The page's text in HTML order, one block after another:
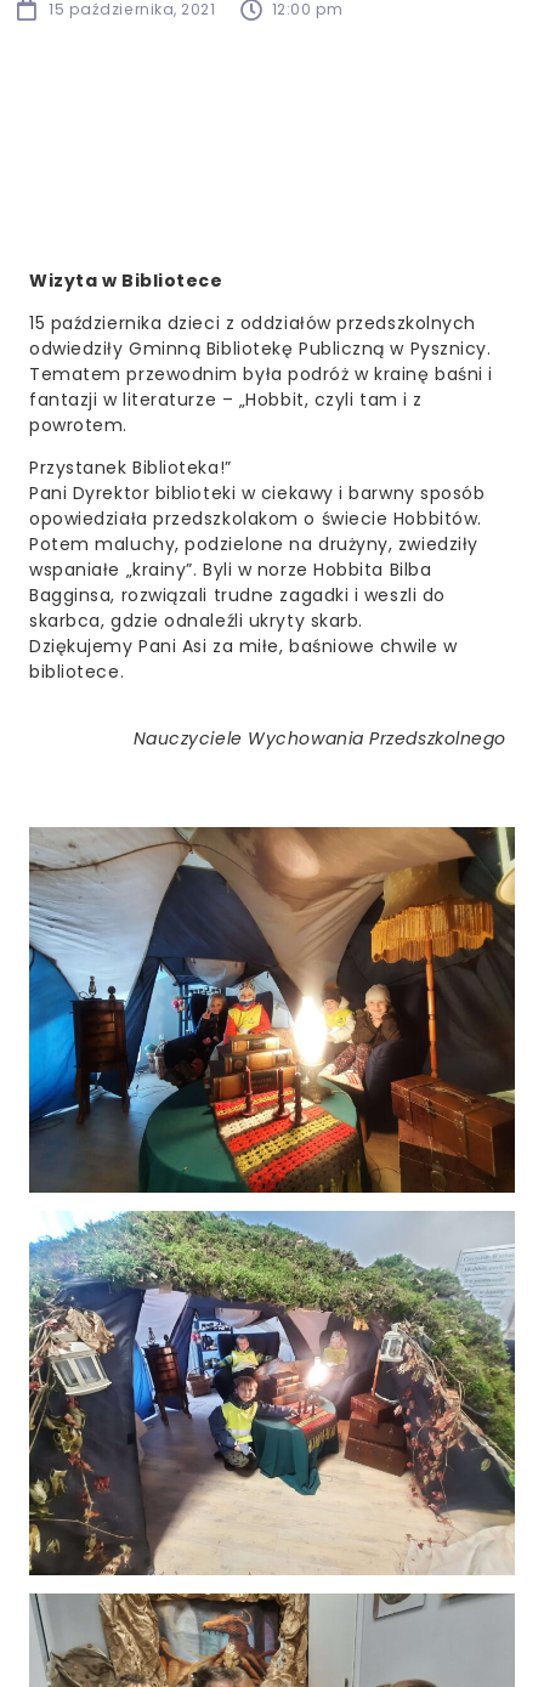
15 października, 2021 12:00 pm
Wizyta w Bibliotece
15 października dzieci z oddziałów przedszkolnych
odwiedziły Gminną Bibliotekę Publiczną w Pysznicy.
Tematem przewodnim była podróż w krainę baśni i
fantazji w literaturze – „Hobbit, czyli tam i z
powrotem.
Przystanek Biblioteka!”
Pani Dyrektor biblioteki w ciekawy i barwny sposób
opowiedziała przedszkolakom o świecie Hobbitów.
Potem maluchy, podzielone na drużyny, zwiedziły
wspaniałe „krainy”. Byli w norze Hobbita Bilba
Bagginsa, rozwiązali trudne zagadki i weszli do
skarbca, gdzie odnaleźli ukryty skarb.
Dziękujemy Pani Asi za miłe, baśniowe chwile w
bibliotece.
Nauczyciele Wychowania Przedszkolnego